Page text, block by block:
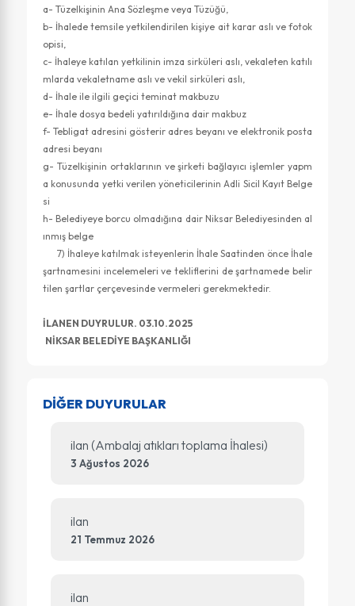
a- Tüzelkişinin Ana Sözleşme veya Tüzüğü,
b- İhalede temsile yetkilendirilen kişiye ait karar aslı ve fotok
opisi,
c- İhaleye katılan yetkilinin imza sirküleri aslı, vekaleten katılı
mlarda vekaletname aslı ve vekil sirküleri aslı,
d- İhale ile ilgili geçici teminat makbuzu
e- İhale dosya bedeli yatırıldığına dair makbuz
f- Tebligat adresini gösterir adres beyanı ve elektronik posta
adresi beyanı
g- Tüzelkişinin ortaklarının ve şirketi bağlayıcı işlemler yapm
a konusunda yetki verilen yöneticilerinin Adli Sicil Kayıt Belge
si
h- Belediyeye borcu olmadığına dair Niksar Belediyesinden al
ınmış belge
7) İhaleye katılmak isteyenlerin İhale Saatinden önce İhale
şartnamesini incelemeleri ve tekliflerini de şartnamede belir
tilen şartlar çerçevesinde vermeleri gerekmektedir.
İLANEN DUYRULUR. 03.10.2025
NİKSAR BELEDİYE BAŞKANLIĞI
DİĞER DUYURULAR
ilan (Ambalaj atıkları toplama İhalesi)
3 Ağustos 2026
ilan
21 Temmuz 2026
ilan